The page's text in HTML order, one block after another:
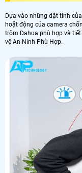
Dựa vào những đặt tính
hoặt động của camera
trộm Dahua phù hợp và
vệ An Ninh Phù Hợp.